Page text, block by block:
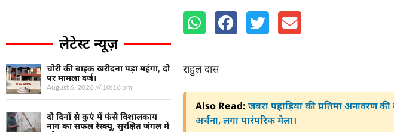
लेटेस्ट न्यूज़
चोरी की बाइक खरीदना पड़ा महंगा, दो
पर मामला दर्ज।
August 6, 2026 10:16 pm
दो दिनों से कुएं में फंसे विशालकाय
नाग का सफल रेस्क्यू, सुरक्षित जंगल में
राहुल दास
Also Read: जबरा पहाड़िया की प्रतिमा अनावरण
अर्चना, लगा पारंपरिक मेला।